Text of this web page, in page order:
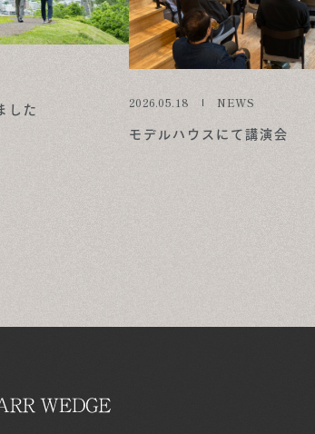
した
2026.05.18 NEWS
モデルハウスにて講演会